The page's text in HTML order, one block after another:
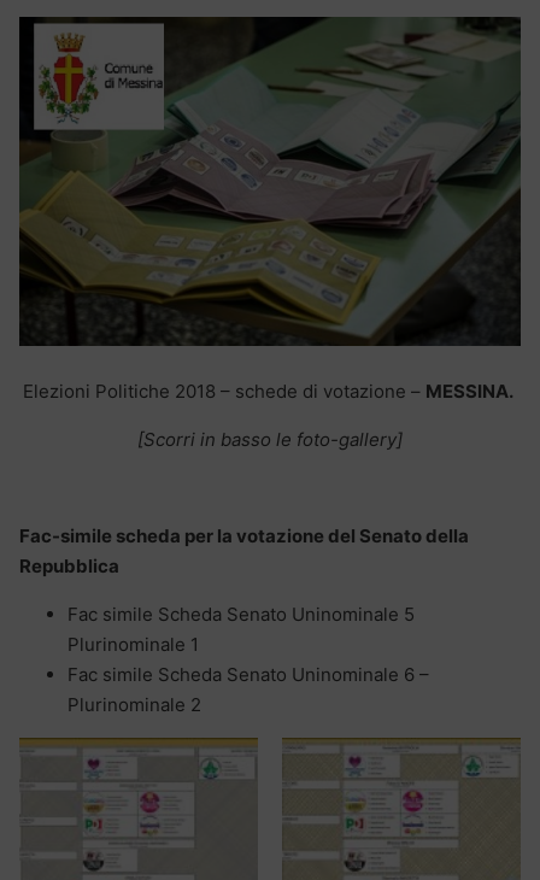
Elezioni Politiche 2018 – schede di votazione – MESSINA.
[Scorri in basso le foto-gallery]
Fac-simile scheda per la votazione del Senato della
Repubblica
Fac simile Scheda Senato Uninominale 5
Plurinominale 1
Fac simile Scheda Senato Uninominale 6 –
Plurinominale 2